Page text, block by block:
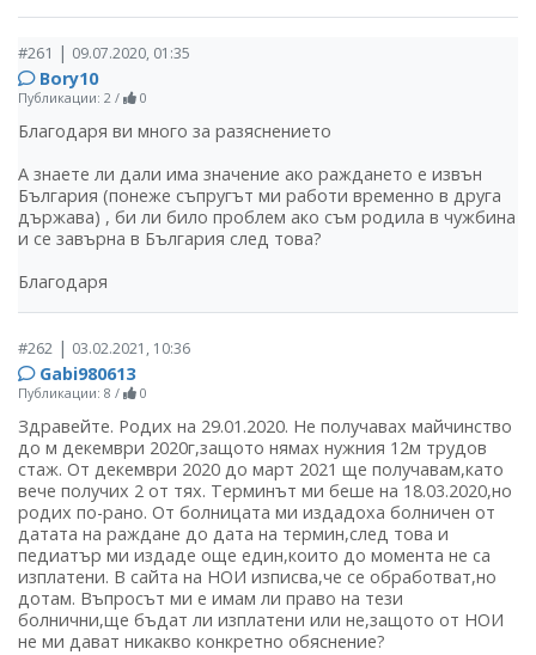
#261 | 09.07.2020, 01:35
Bory10
Публикации: 2 / 0
Благодаря ви много за разяснението
А знаете ли дали има значение ако раждането е извън
България (понеже съпругът ми работи временно в друга
държава) , би ли било проблем ако съм родила в чужбина
и се завърна в България след това?
Благодаря
#262 | 03.02.2021, 10:36
Gabi980613
Публикации: 8 / 0
Здравейте. Родих на 29.01.2020. Не получавах майчинство
до м декември 2020г,защото нямах нужния 12м трудов
стаж. От декември 2020 до март 2021 ще получавам,като
вече получих 2 от тях. Терминът ми беше на 18.03.2020,но
родих по-рано. От болницата ми издадоха болничен от
датата на раждане до дата на термин,след това и
педиатър ми издаде още един,които до момента не са
изплатени. В сайта на НОИ изписва,че се обработват,но
дотам. Въпросът ми е имам ли право на тези
болнични,ще бъдат ли изплатени или не,защото от НОИ
не ми дават никакво конкретно обяснение?